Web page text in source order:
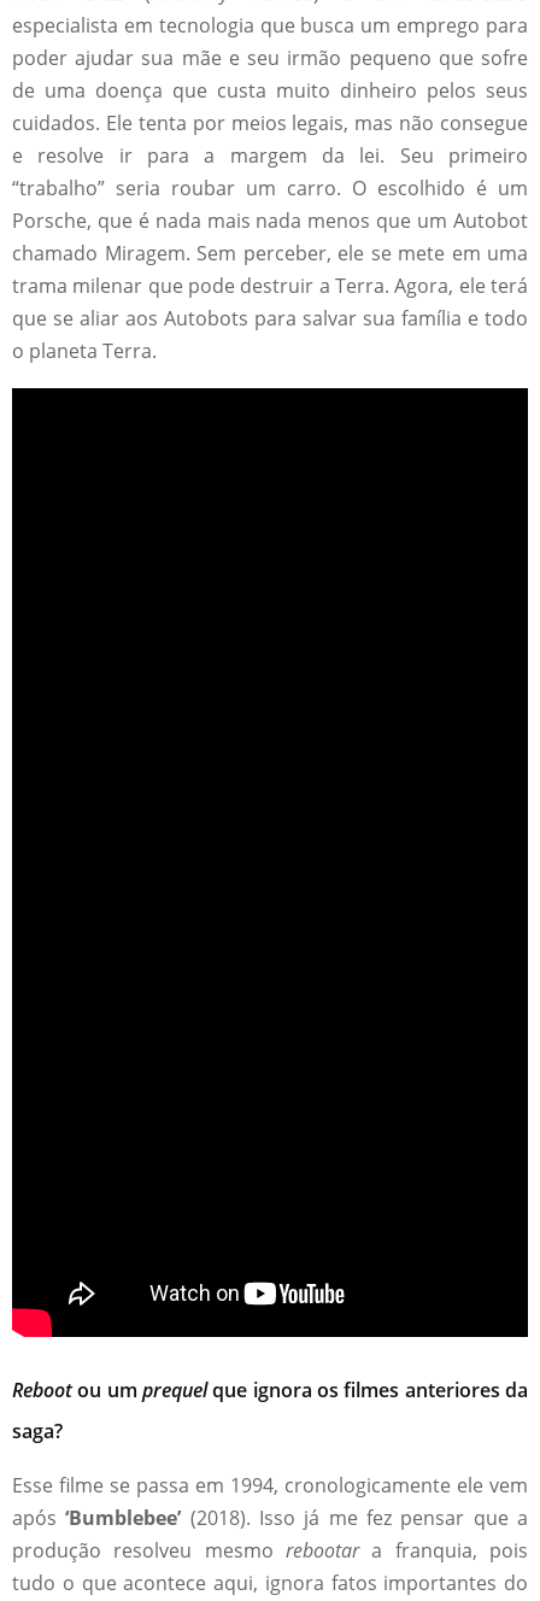
especialista em tecnologia que busca um emprego para
poder ajudar sua mãe e seu irmão pequeno que sofre
de uma doença que custa muito dinheiro pelos seus
cuidados. Ele tenta por meios legais, mas não consegue
e resolve ir para a margem da lei. Seu primeiro
“trabalho” seria roubar um carro. O escolhido é um
Porsche, que é nada mais nada menos que um Autobot
chamado Miragem. Sem perceber, ele se mete em uma
trama milenar que pode destruir a Terra. Agora, ele terá
que se aliar aos Autobots para salvar sua família e todo
o planeta Terra.
Rebootou um prequelque ignora os filmes anteriores da
saga?
Esse filme se passa em 1994, cronologicamente ele vem
após‘Bumblebee’(2018). Isso já me fez pensar que a
produção resolveu mesmo rebootara franquia, pois
tudo o que acontece aqui, ignora fatos importantes do